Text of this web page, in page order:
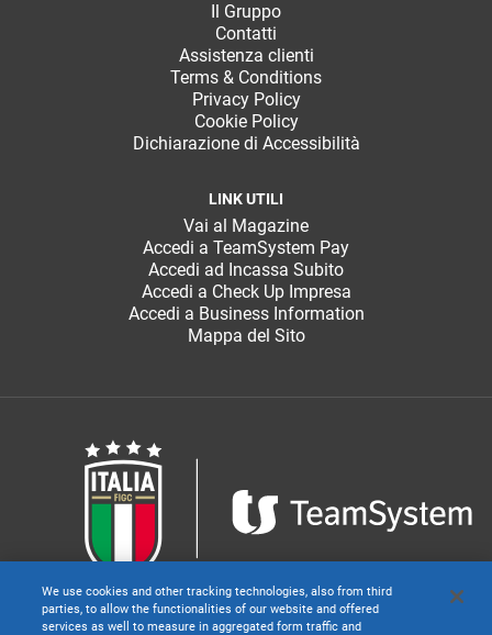
Il Gruppo
Contatti
Assistenza clienti
Terms & Conditions
Privacy Policy
Cookie Policy
Dichiarazione di Accessibilità
LINK UTILI
Vai al Magazine
Accedi a TeamSystem Pay
Accedi ad Incassa Subito
Accedi a Check Up Impresa
Accedi a Business Information
Mappa del Sito
TeamSystem S.p.A. società con socio unico soggetta all’attività di direzione e
We use cookies and other tracking technologies, also from third
parties, to allow the functionalities of our website and offered
services as well to measure in aggregated form traffic and